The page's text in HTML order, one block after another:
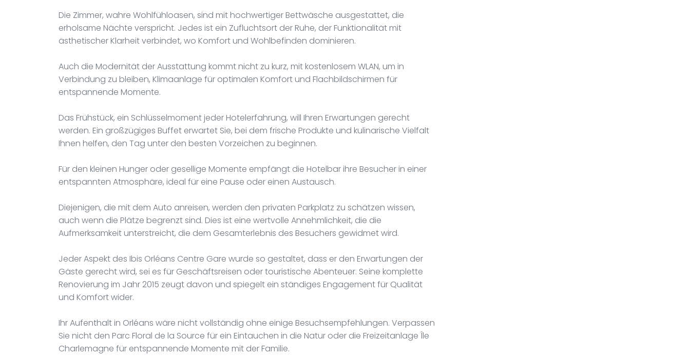
Die Zimmer, wahre Wohlfühloasen, sind mit hochwertiger Bettwäsche ausgestattet, die
erholsame Nächte verspricht. Jedes ist ein Zufluchtsort der Ruhe, der Funktionalität mit
ästhetischer Klarheit verbindet, wo Komfort und Wohlbefinden dominieren.
Auch die Modernität der Ausstattung kommt nicht zu kurz, mit kostenlosem WLAN, um in
Verbindung zu bleiben, Klimaanlage für optimalen Komfort und Flachbildschirmen für
entspannende Momente.
Das Frühstück, ein Schlüsselmoment jeder Hotelerfahrung, will Ihren Erwartungen gerecht
werden. Ein großzügiges Buffet erwartet Sie, bei dem frische Produkte und kulinarische Vielfalt
Ihnen helfen, den Tag unter den besten Vorzeichen zu beginnen.
Für den kleinen Hunger oder gesellige Momente empfängt die Hotelbar ihre Besucher in einer
entspannten Atmosphäre, ideal für eine Pause oder einen Austausch.
Diejenigen, die mit dem Auto anreisen, werden den privaten Parkplatz zu schätzen wissen,
auch wenn die Plätze begrenzt sind. Dies ist eine wertvolle Annehmlichkeit, die die
Aufmerksamkeit unterstreicht, die dem Gesamterlebnis des Besuchers gewidmet wird.
Jeder Aspekt des Ibis Orléans Centre Gare wurde so gestaltet, dass er den Erwartungen der
Gäste gerecht wird, sei es für Geschäftsreisen oder touristische Abenteuer. Seine komplette
Renovierung im Jahr 2015 zeugt davon und spiegelt ein ständiges Engagement für Qualität
und Komfort wider.
Ihr Aufenthalt in Orléans wäre nicht vollständig ohne einige Besuchsempfehlungen. Verpassen
Sie nicht den Parc Floral de la Source für ein Eintauchen in die Natur oder die Freizeitanlage Île
Charlemagne für entspannende Momente mit der Familie.